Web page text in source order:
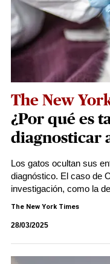
The New
¿Por qué es
diagnosticar
Los gatos ocultan sus
diagnóstico. El caso de
investigación, como la
The New York Times
28/03/2025